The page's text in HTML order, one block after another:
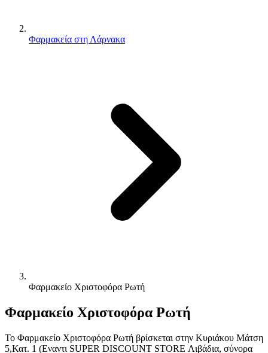
Φαρμακεία στη Λάρνακα
Φαρμακείο Χριστοφόρα Ρωτή
Φαρμακείο Χριστοφόρα Ρωτή
Το Φαρμακείο Χριστοφόρα Ρωτή βρίσκεται στην Κυριάκου Μάτση
5,Κατ. 1 (Εναντι SUPER DISCOUNT STORE Λιβάδια, σύνορα